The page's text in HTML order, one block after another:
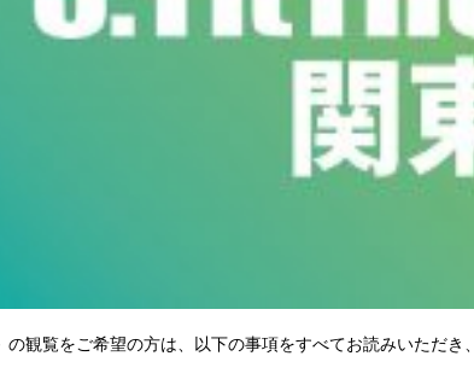
の観覧をご希望の方は、以下の事項をすべてお読みいただき